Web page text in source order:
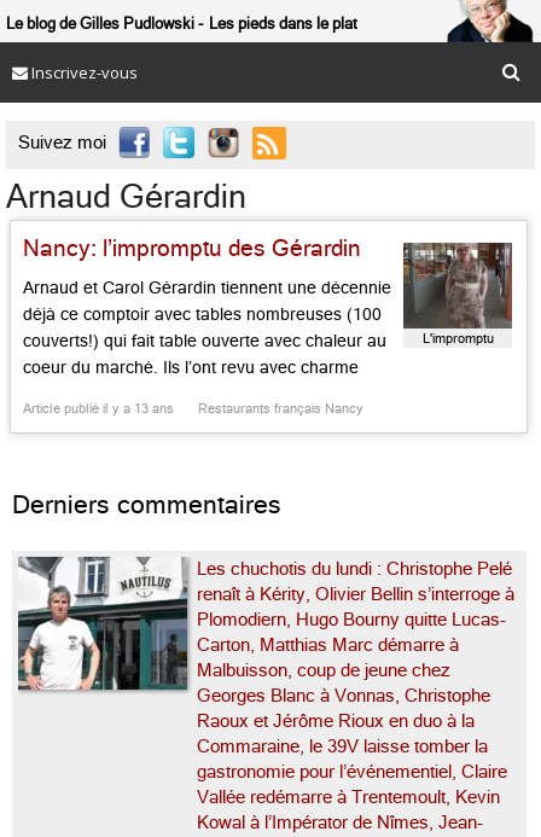
Le blog de Gilles Pudlowski Les pieds dans le plat
Inscrivez-vous
Suivez moi 
Arnaud Gérardin
Nancy: l’impromptu des Gérardin
Arnaud et Carol Gérardin tiennent une décennie
déjà ce comptoir avec tables nombreuses (100
couverts!) qui fait table ouverte avec chaleur au
coeur du marché. Ils l’ont revu avec charme
reprenant les chromatismes joyeux des légumes
Article publié il y a 13 ans Restaurants français Nancy
L'impromptu
Derniers commentaires
Les chuchotis du lundi : Christophe Pelé
renaît à Kérity, Olivier Bellin s’interroge à
Plomodiern, Hugo Bourny quitte Lucas-
Carton, Matthias Marc démarre à
Malbuisson, coup de jeune chez
Georges Blanc à Vonnas, Christophe
Raoux et Jérôme Rioux en duo à la
Commaraine, le 39V laisse tomber la
gastronomie pour l’événementiel, Claire
Vallée redémarre à Trentemoult, Kevin
Kowal à l’Impérator de Nîmes, Jean-